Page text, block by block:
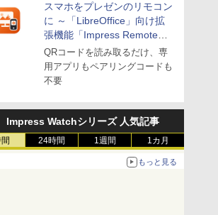
スマホをプレゼンのリモコン
に ～「LibreOffice」向け拡
張機能「Impress Remote」
が公開
QRコードを読み取るだけ、専
用アプリもペアリングコードも
不要
Impress Watchシリーズ 人気記事
24時間 1週間 1カ月
もっと見る